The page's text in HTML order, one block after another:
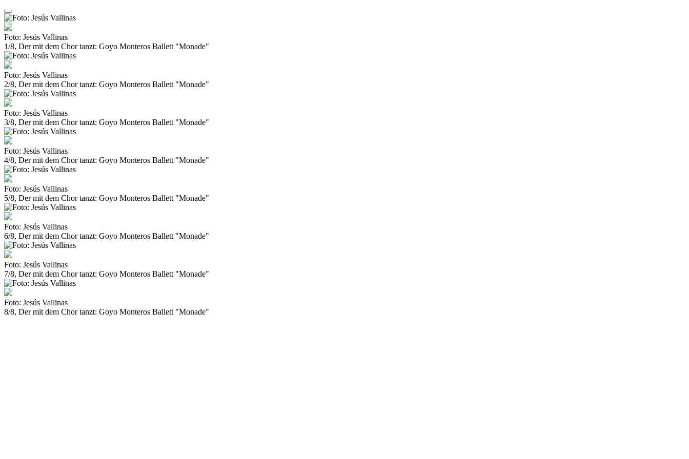
Foto: Jesús Vallinas
1/8, Der mit dem Chor tanzt: Goyo Monteros Ballett "Monade"
Foto: Jesús Vallinas
2/8, Der mit dem Chor tanzt: Goyo Monteros Ballett "Monade"
Foto: Jesús Vallinas
3/8, Der mit dem Chor tanzt: Goyo Monteros Ballett "Monade"
Foto: Jesús Vallinas
4/8, Der mit dem Chor tanzt: Goyo Monteros Ballett "Monade"
Foto: Jesús Vallinas
5/8, Der mit dem Chor tanzt: Goyo Monteros Ballett "Monade"
Foto: Jesús Vallinas
6/8, Der mit dem Chor tanzt: Goyo Monteros Ballett "Monade"
Foto: Jesús Vallinas
7/8, Der mit dem Chor tanzt: Goyo Monteros Ballett "Monade"
Foto: Jesús Vallinas
8/8, Der mit dem Chor tanzt: Goyo Monteros Ballett "Monade"